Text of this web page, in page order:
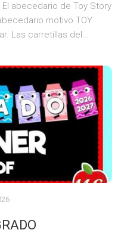
abecedario de Toy Story
motivo TOY
Las carretillas del...